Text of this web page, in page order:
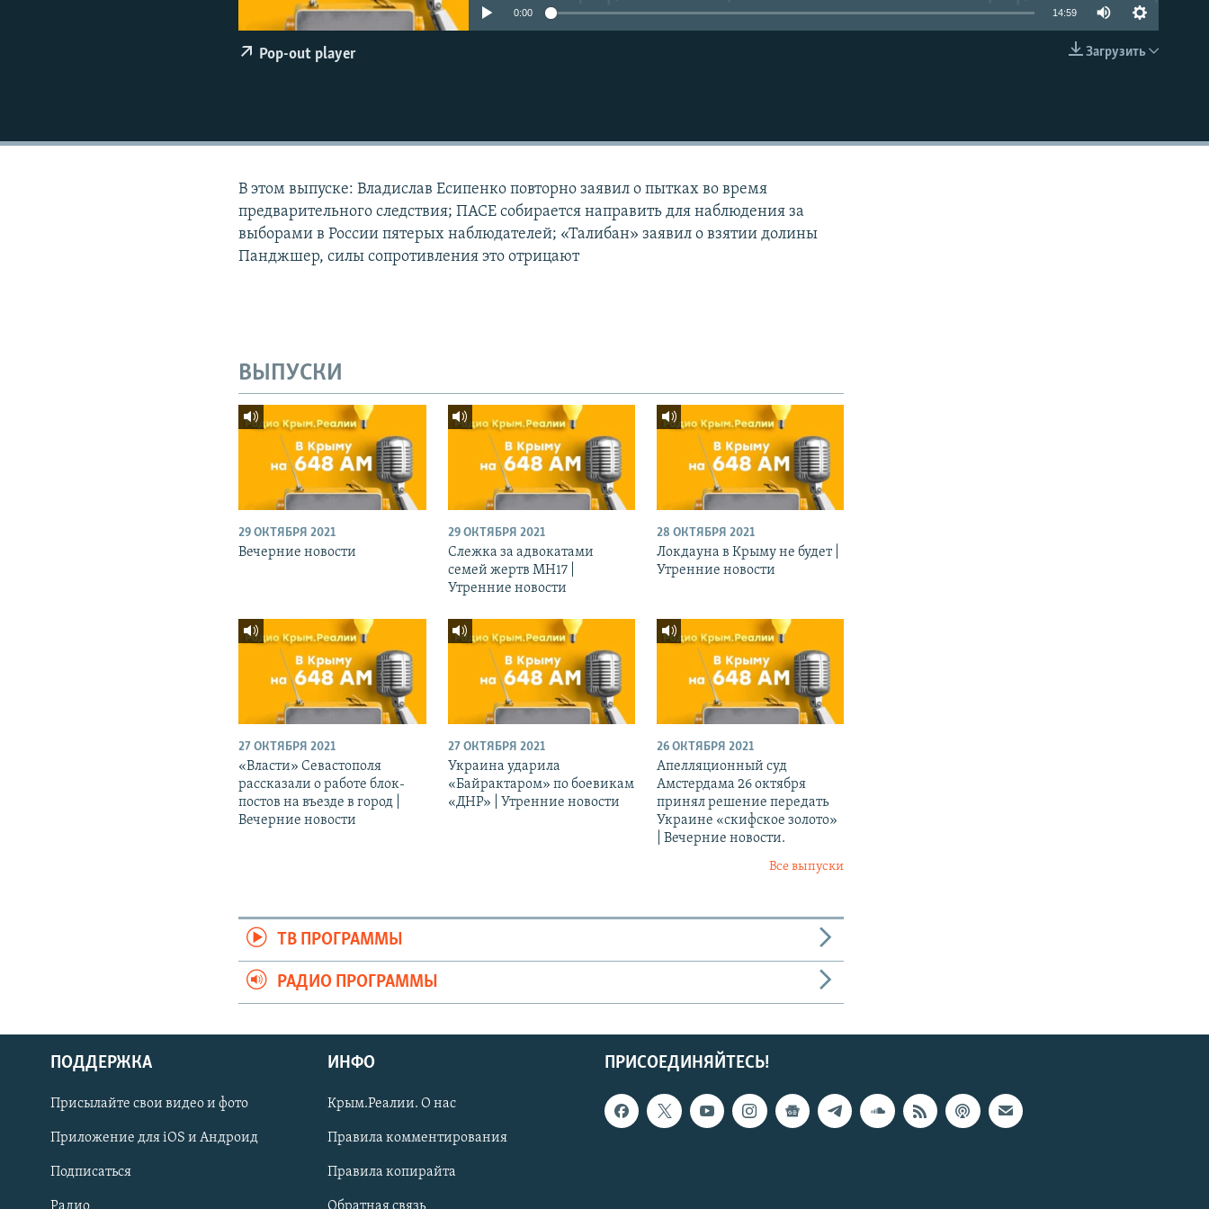
Українською
Qırımtatar
ПРИСОЕДИНЯЙТЕСЬ!
EMBED
0:00 14:59
Загрузить
Pop-out player
В этом выпуске: Владислав Есипенко повторно заявил о пытках во время
предварительного следствия; ПАСЕ собирается направить для наблюдения за
выборами в России пятерых наблюдателей; «Талибан» заявил о взятии долины
Панджшер, силы сопротивления это отрицают
ВЫПУСКИ
29 ОКТЯБРЯ 2021
Вечерние новости
29 ОКТЯБРЯ 2021
Слежка за адвокатами
семей жертв МН17 |
Утренние новости
28 ОКТЯБРЯ 2021
Локдауна в Крыму не будет |
Утренние новости
27 ОКТЯБРЯ 2021
«Власти» Севастополя
рассказали о работе блок-
постов на въезде в город |
Вечерние новости
27 ОКТЯБРЯ 2021
Украина ударила
«Байрактаром» по боевикам
«ДНР» | Утренние новости
26 ОКТЯБРЯ 2021
Апелляционный суд
Амстердама 26 октября
принял решение передать
Украине «скифское золото»
| Вечерние новости.
Все выпуски
ТВ ПРОГРАММЫ
РАДИО ПРОГРАММЫ
ПРИСОЕДИНЯЙТЕСЬ!
ПОДДЕРЖКА
Присылайте свои видео и фото
Приложение для iOS и Андроид
Подписаться
Радио
ИНФО
Крым.Реалии. О нас
Правила комментирования
Правила копирайта
Обратная связь